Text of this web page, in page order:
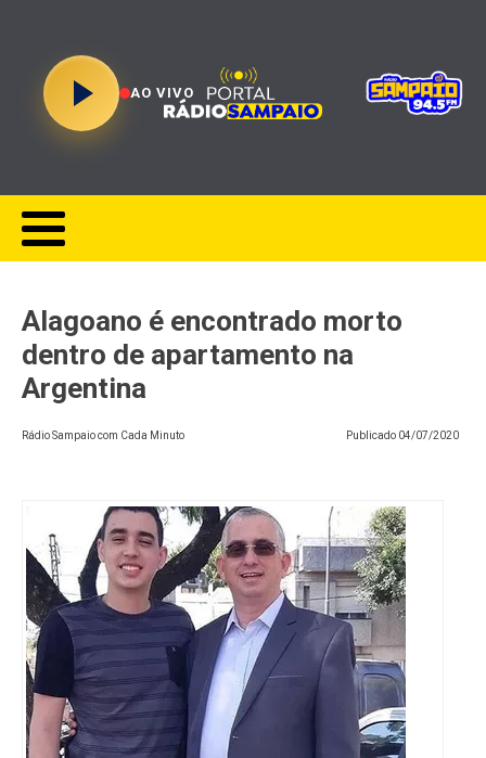
AO VIVO
Alagoano é encontrado morto
dentro de apartamento na
Argentina
Rádio Sampaio com Cada Minuto Publicado 04/07/2020